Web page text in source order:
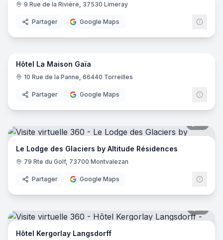
9 Rue de la Rivière, 37530 Limeray
Partager Google Maps
23
Hôtel La Maison Gaïa
10 Rue de la Panne, 66440 Torreilles
Partager Google Maps
Le Lodge des Glaciers by Altitude Résidences
79 Rte du Golf, 73700 Montvalezan
Partager Google Maps
Hôtel Kergorlay Langsdorff